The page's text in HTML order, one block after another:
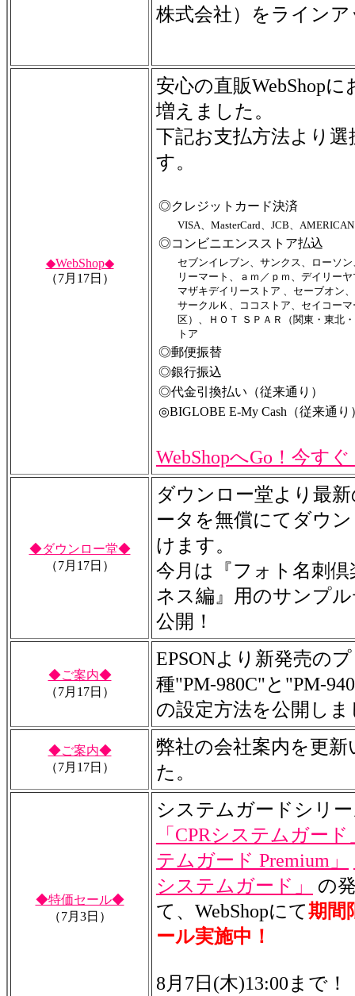
株式会社）をライン
◆WebShop◆
（7月17日）
安心の直販WebShop
増えました。
下記お支払方法より
す。
◎クレジットカード決済
VISA、MasterCard、JCB、AMERICAN
◎コンビニエンスストア払込
セブンイレブン、サンクス、ローソ
リーマート、ａｍ／ｐｍ、デイリー
マザキデイリーストア 、セーブオン
サークルＫ、ココストア、セイコー
区）、ＨＯＴ ＳＰＡＲ（関東・東北
トア
◎郵便振替
◎銀行振込
◎代金引換払い（従来通り）
◎BIGLOBE E-My Cash（従来通り
WebShopへGo！今す
◆ダウンロー堂◆
（7月17日）
ダウンロー堂より最
ータを無償にてダウ
けます。
今月は『フォト名刺倶
ネス編』用のサンプ
公開！
◆ご案内◆
（7月17日）
EPSONより新発売の
種"PM-980C"と"PM-
の設定方法を公開しま
◆ご案内◆
（7月17日）
弊社の会社案内を更
た。
◆特価セール◆
（7月3日）
システムガードシリ
「CPRシステムガード
テムガード Premium」
システムガード」
の
て、WebShopにて期間
ール実施中！
8月7日(木)13:00まで！